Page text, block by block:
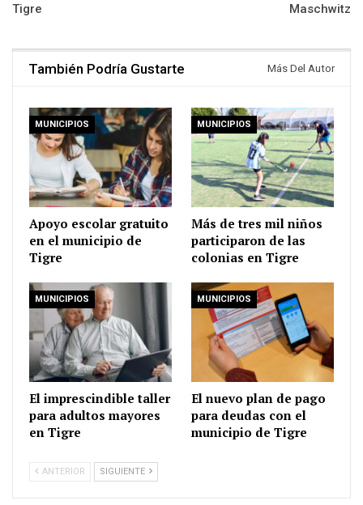
Tigre
Maschwitz
También Podría Gustarte Más Del Autor
MUNICIPIOS
Apoyo escolar gratuito
en el municipio de
Tigre
MUNICIPIOS
Más de tres mil niños
participaron de las
colonias en Tigre
MUNICIPIOS
El imprescindible taller
para adultos mayores
en Tigre
MUNICIPIOS
El nuevo plan de pago
para deudas con el
municipio de Tigre
ANTERIOR SIGUIENTE